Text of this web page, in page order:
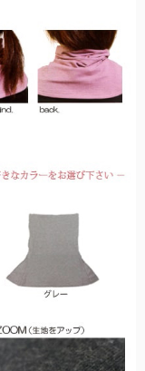
ます。
す。
ます。